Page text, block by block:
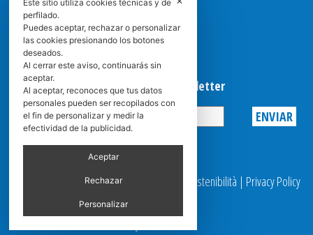
NEWS
FAQ
CARRERA
Suscribirse a la Newsletter
Privacy
© 2025 Spasciani |Codice Etico Report Sostenibilità | Privacy Policy
Este sitio utiliza cookies técnicas y de
perfilado.
Puedes aceptar, rechazar o personalizar
las cookies presionando los botones
deseados.
Al cerrar este aviso, continuarás sin
aceptar.
Al aceptar, reconoces que tus datos
personales pueden ser recopilados con
el fin de personalizar y medir la
efectividad de la publicidad.
Aceptar
Rechazar
Personalizar